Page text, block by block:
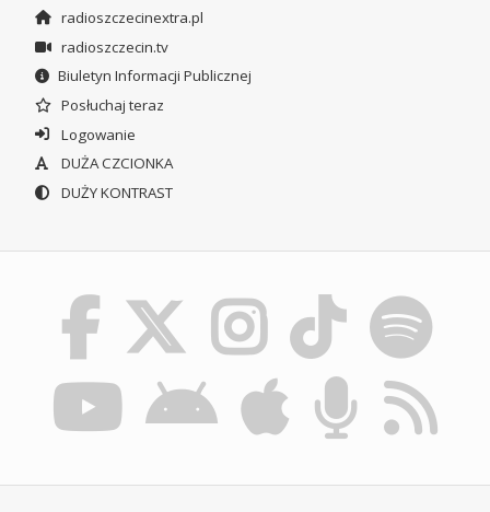
radioszczecinextra.pl
radioszczecin.tv
Biuletyn Informacji Publicznej
Posłuchaj teraz
Logowanie
DUŻA CZCIONKA
DUŻY KONTRAST